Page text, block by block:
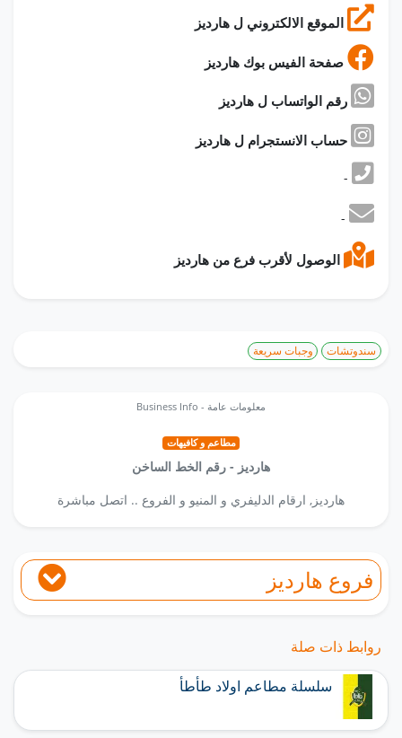
-
-
وجبات سريعة سندوتشات
Business Info - معلومات عامة
مطاعم و كافيهات
هارديز - رقم الخط الساخن
هارديز, ارقام الدليفري و المنيو و الفروع .. اتصل مباشرة
فروع هارديز
روابط ذات صلة
سلسلة مطاعم اولاد طأطأ